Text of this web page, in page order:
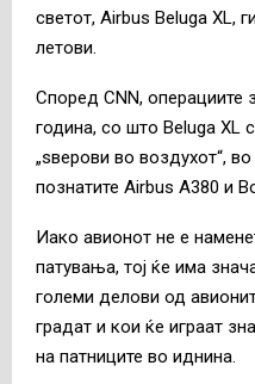
светот, Airbus Beluga XL,
летови.
Според CNN, операциите
година, со што Beluga XL
„ѕверови во воздухот“,
познатите Airbus A380 и
Иако авионот не е
патувања, тој ќе има
големи делови од
градат и кои ќе играат
на патниците во иднина.